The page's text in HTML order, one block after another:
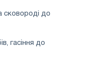
сковороді до
гасіння до